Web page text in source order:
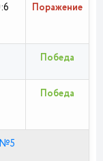
Поражение
Победа
Победа
№5